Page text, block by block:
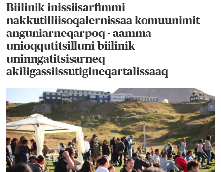
Biilinik inissiisarfimmi
nakkutilliisoqalernissaa komuunimit
anguniarneqarpoq - aamma
unioqqutitsilluni biilinik
uninngatitsisarneq
akiligassiissutigineqartalissaaq